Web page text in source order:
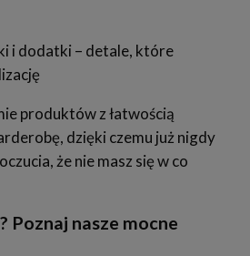
i dodatki – detale, które
produktów z łatwością
dzięki czemu już nigdy
że nie masz się w co
Poznaj nasze mocne